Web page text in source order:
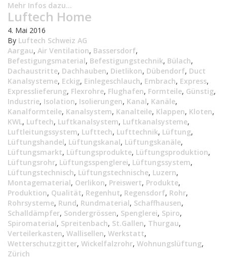
Mehr Infos dazu...
Luftech Home
4. Mai 2016
By Luftech Schweiz AG
Aargau, Air Ventilation, Bassersdorf,
Befestigungsmaterial, Befestigungstechnik, Bülach,
Dachaustritte, Dachhauben, Dietlikon, Dübendorf, Duct
Kanalsysteme, Eckig, Einlegeschlauch, Embrach, Express,
Expresslieferung, Flexrohre, Flughafen, Formteile, Günstig,
Industrie, Isolation, Isolierungen, Kanal, Kanäle,
Kanalformteile, Kanalsystem, Kanalteile, Klappen, Kloten,
KWL, Luftech, Luftkanalsystem, Luftkanalsysteme,
Luftleitungssystem, Lufttech, Lufttechnik, Lüftung,
Lüftungshandel, Lüftungskanal, Lüftungskanäle,
Lüftungsmarkt, Lüftungsprodukte, Lüftungsproduktion,
Lüftungsrohr, Lüftungsspenglerei, Lüftungssystem,
Lüftungstechnisch, Lüftungstechnische, Luzern,
Montagematerial, Oerlikon, Preiswert, Produkte,
Produktion, Qualität, Regenhut, Regensdorf, Rohr,
Rohrsysteme, Rund, Rundmaterial, Schaffhausen,
Schalldämpfer, Sondergrössen, Spenglerei, Spiro,
Spiromaterial, Spreitenbach, St.Gallen, Thurgau,
Verteilerkasten, Wallisellen, Werkstatt,
Wetterschutzgitter, Wickelfalzrohr, Wohnungslüftung,
Zürich